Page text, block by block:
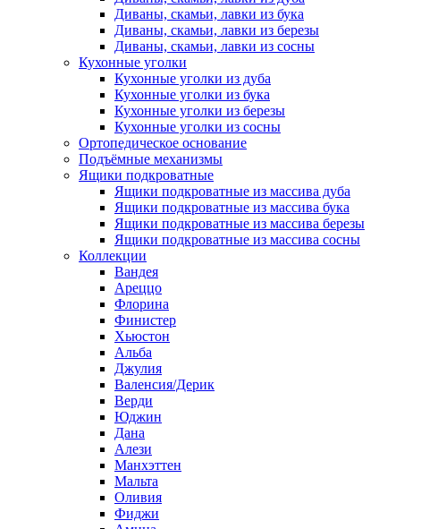
Диваны, скамьи, лавки из бука
Диваны, скамьи, лавки из березы
Диваны, скамьи, лавки из сосны
Кухонные уголки
Кухонные уголки из дуба
Кухонные уголки из бука
Кухонные уголки из березы
Кухонные уголки из сосны
Ортопедическое основание
Подъёмные механизмы
Ящики подкроватные
Ящики подкроватные из массива дуба
Ящики подкроватные из массива бука
Ящики подкроватные из массива березы
Ящики подкроватные из массива сосны
Коллекции
Вандея
Ареццо
Флорина
Финистер
Хьюстон
Альба
Джулия
Валенсия/Дерик
Верди
Юджин
Дана
Алези
Манхэттен
Мальта
Оливия
Фиджи